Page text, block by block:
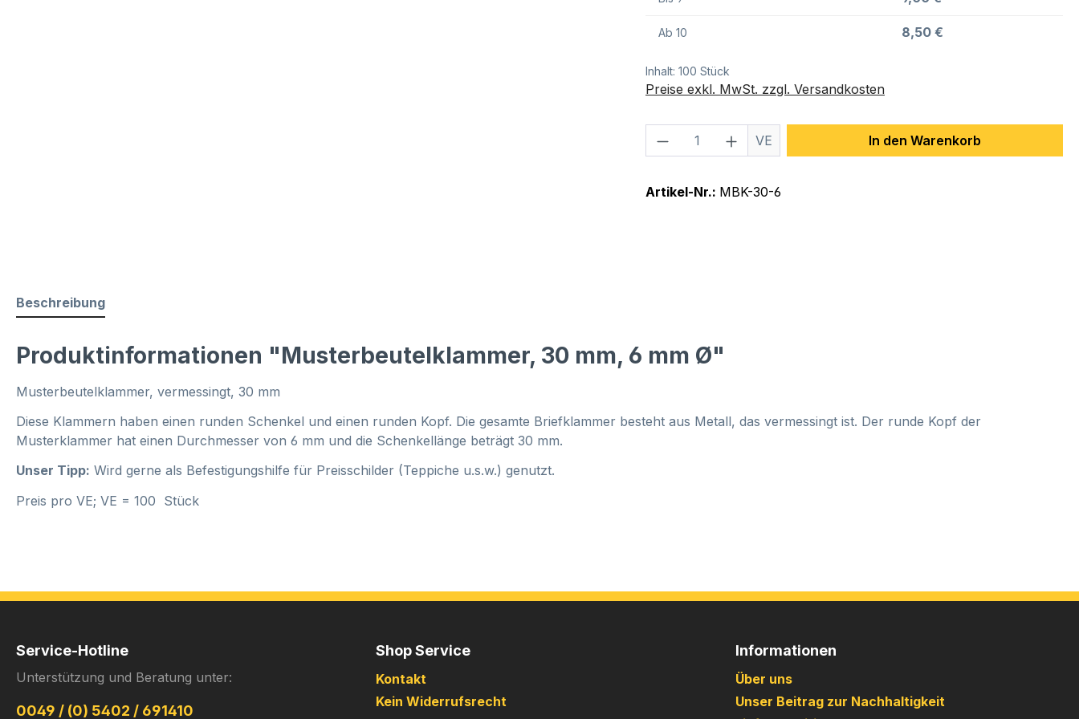
Ab 10 8,50 €
Inhalt: 100 Stück
Preise exkl. MwSt. zzgl. Versandkosten
Produkt Anzahl: Gib den gewünschten Wert
VE In den Warenkorb
Artikel-Nr.: MBK-30-6
Beschreibung
Produktinformationen "Musterbeutelklammer, 30 mm, 6 mm Ø"
Musterbeutelklammer, vermessingt, 30 mm
Diese Klammern haben einen runden Schenkel und einen runden Kopf. Die gesamte Briefklammer besteht aus Metall, das vermessingt ist. Der runde Kopf der
Musterklammer hat einen Durchmesser von 6 mm und die Schenkellänge beträgt 30 mm.
Unser Tipp: Wird gerne als Befestigungshilfe für Preisschilder (Teppiche u.s.w.) genutzt.
Preis pro VE; VE = 100 Stück
Service-Hotline
Unterstützung und Beratung unter:
0049 / (0) 5402 / 691410
Shop Service
Kontakt
Kein Widerrufsrecht
Informationen
Über uns
Unser Beitrag zur Nachhaltigkeit